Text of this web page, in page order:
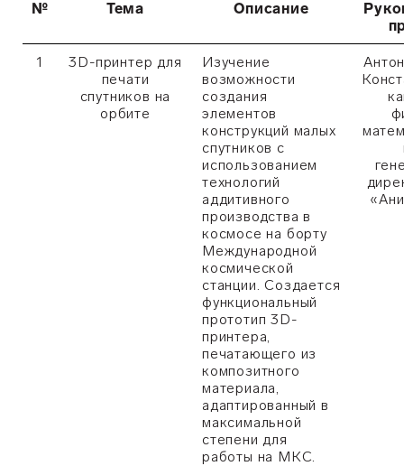
№ Тема Описание
1
3D-принтер для
печати
спутников на
орбите
Изучение
возможности
создания
элементов
конструкций малых
спутников с
использованием
технологий
аддитивного
производства в
космосе на борту
Международной
космической
станции. Создается
функциональный
прототип 3D-
принтера,
печатающего из
композитного
материала,
адаптированный в
максимальной
степени для
работы на МКС.